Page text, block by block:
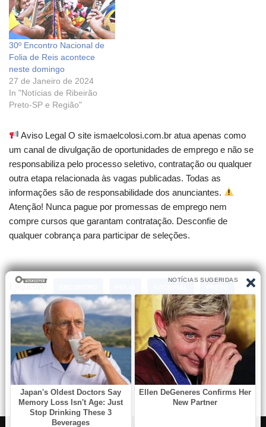
30º Encontro Nacional de
Folia de Reis acontece
neste domingo
27 de Janeiro de 2024
In "Notícias de Ribeirão
Preto-SP e Região"
Aviso Legal O site ismaelcolosi.com.br atua apenas como
um canal de divulgação de oportunidades de emprego e não se
responsabiliza pelo processo seletivo, contratação ou qualquer
outra etapa relacionada às vagas publicadas. Todas as
informações são de responsabilidade dos anunciantes.
Atenção! Nunca pague por promessas de emprego nem
compre cursos que garantam contratação. Desconfie de
qualquer cobrança para participar de seleções.
Etiquetas:
REIS RIBEIRÃO SOBRE TUDO